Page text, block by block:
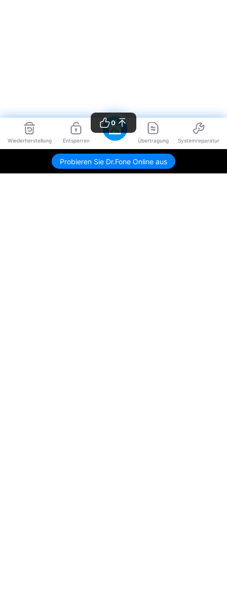
Wiederherstellung Entsperren Übertragung Systemreparatur
Probieren Sie Dr.Fone Online aus
0